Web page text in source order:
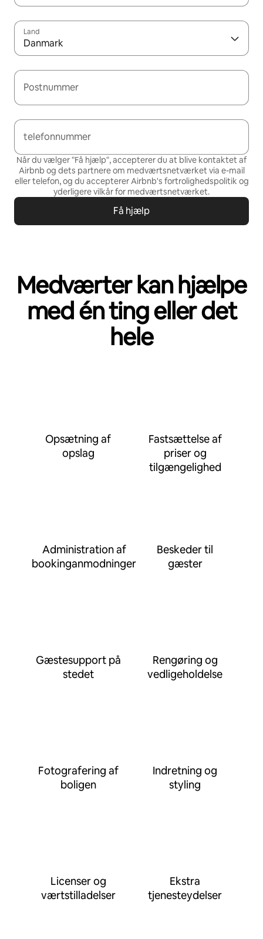
Land
Danmark
Postnummer
telefonnummer
Når du vælger "Få hjælp", accepterer du at blive kontaktet af
Airbnb og dets partnere om medværtsnetværket via e-mail
eller telefon, og du accepterer Airbnb's fortrolighedspolitik og
yderligere vilkår for medværtsnetværket.
Få hjælp
Medværter kan hjælpe
med én ting eller det
hele
Opsætning af
opslag
Fastsættelse af
priser og
tilgængelighed
Administration af
bookinganmodninger
Beskeder til
gæster
Gæstesupport på
stedet
Rengøring og
vedligeholdelse
Fotografering af
boligen
Indretning og
styling
Licenser og
værtstilladelser
Ekstra
tjenesteydelser